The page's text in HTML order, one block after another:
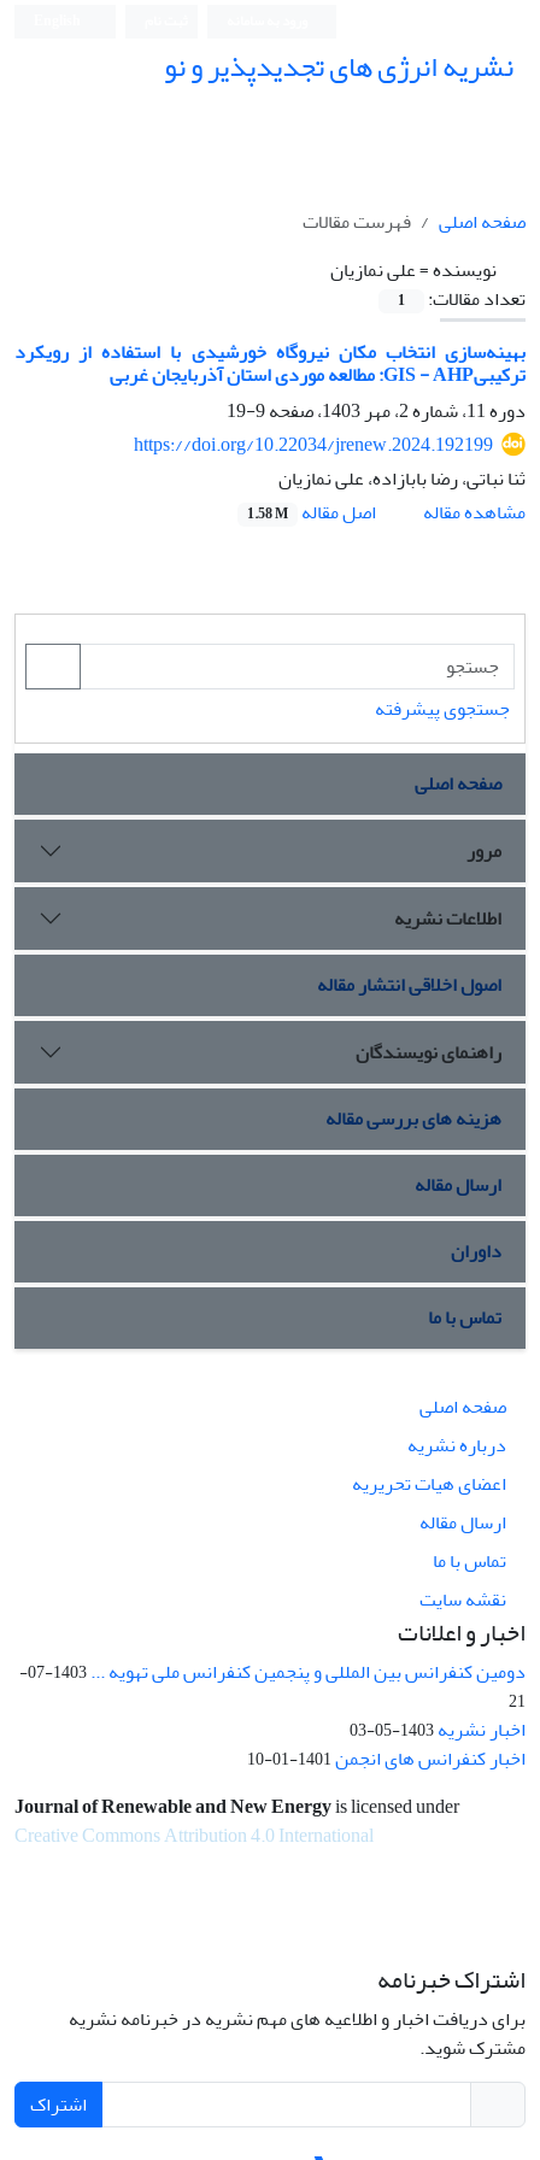
نشریه انرژی های تجدیدپذیر و نو
صفحه اصلی
فهرست مقالات
نویسنده =علی نمازیان
تعداد مقالات:
1
بهینه‌سازی انتخاب مکان نیروگاه خورشیدی با استفاده از رویکرد
ترکیبیGIS - AHP: مطالعه موردی استان آذربایجان غربی
دوره 11، شماره 2، مهر 1403، صفحه
9-19
https://doi.org/10.22034/jrenew.2024.192199
ثنا نباتی، رضا بابازاده، علی نمازیان
مشاهده مقاله
اصل مقاله 1.58 M
جستجوی پیشرفته
صفحه اصلی
مرور
اطلاعات نشریه
اصول اخلاقی انتشار مقاله
راهنمای نویسندگان
هزینه های بررسی مقاله
ارسال مقاله
داوران
تماس با ما
صفحه اصلی
درباره نشریه
اعضای هیات تحریریه
ارسال مقاله
تماس با ما
نقشه سایت
اخبار و اعلانات
دومین کنفرانس بین المللی و پنجمین کنفرانس ملی تهویه ...
1403-07-
21
اخبار نشریه1403-05-03
اخبار کنفرانس های انجمن1401-01-10
Journal of Renewable and New Energyis licensed under
Creative Commons Attribution 4.0 International
اشتراک خبرنامه
برای دریافت اخبار و اطلاعیه های مهم نشریه در خبرنامه نشریه
مشترک شوید.
اشتراک